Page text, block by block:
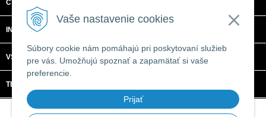
Vaše nastavenie cookies
Súbory cookie nám pomáhajú pri poskytovaní služieb
pre vás. Umožňujú spoznať a zapamätať si vaše
preferencie.
Prijať
CTRL + C, S.R.O.
INFORMÁCIE
VŠETKO O NÁKUPE
TECHNICKÉ ŠPECIFIKÁCIE
© 2026 CTRL + C, s.r.o. • tvorba eshopu cez UNIobchod
spoločnosti
WEBYGROUP